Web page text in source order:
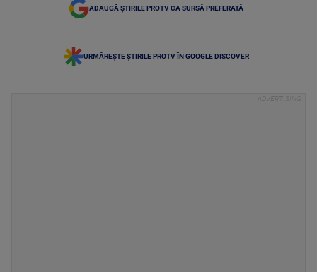
ADAUGĂ ȘTIRILE PROTV CA SURSĂ PREFERATĂ
URMĂREȘTE ȘTIRILE PROTV ÎN GOOGLE DISCOVER